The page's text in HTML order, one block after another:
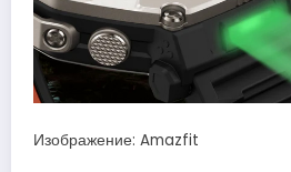
Изображение: Amazfit